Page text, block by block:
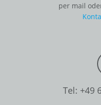
per mail
Tel: +49